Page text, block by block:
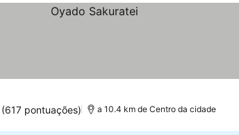
(617 pontuações) a 10.4 km de Centro da cidade